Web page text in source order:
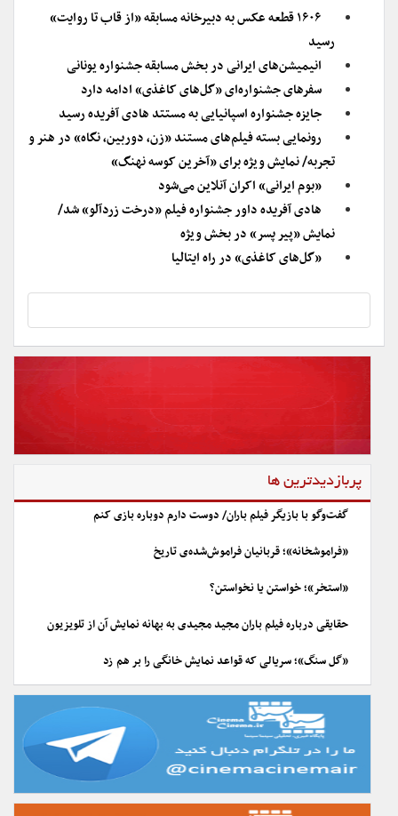
۱۶۰۶ قطعه عکس به دبیرخانه مسابقه «از قاب تا روایت»
رسید
انیمیشن‌های ایرانی در بخش مسابقه جشنواره یونانی
سفرهای جشنواره‌ای «گل‌های کاغذی» ادامه دارد
جایزه جشنواره اسپانیایی به مستتد هادی آفریده رسید
رونمایی بسته فیلم‌های مستند «زن، دوربین، نگاه» در هنر و
تجربه/ نمایش ویژه برای «آخرین کوسه نهنگ»
«بوم ایرانی» اکران آنلاین می‌شود
هادی آفریده داور جشنواره فیلم «درخت زردآلو» شد/
نمایش «پیر پسر» در بخش ویژه
«گل‌های کاغذی» در راه ایتالیا
پربازدیدترین ها
گفت‌وگو با بازیگر فیلم باران/ دوست دارم دوباره بازی کنم
«فراموشخانه»؛ قربانیان فراموش‌شده‌ی تاریخ
«استخر»؛ خواستن یا نخواستن؟
حقایقی درباره فیلم باران مجید مجیدی به بهانه نمایش آن از تلویزیون
«گل سنگ»؛ سریالی که قواعد نمایش خانگی را بر هم زد